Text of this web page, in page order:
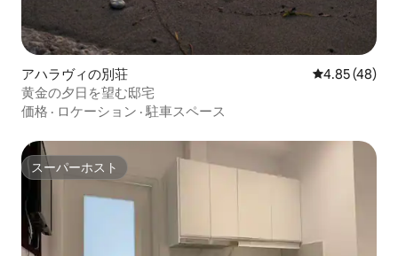
アハラヴィの別荘 レビュー48
4.85 (48)
黄金の夕日を望む邸宅
価格 · ロケーション ·駐車スペース
スーパーホスト
スーパーホスト